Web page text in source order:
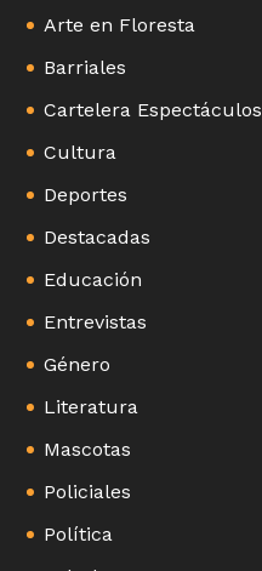
Arte en Floresta
Barriales
Cartelera Espectáculos
Cultura
Deportes
Destacadas
Educación
Entrevistas
Género
Literatura
Mascotas
Policiales
Política